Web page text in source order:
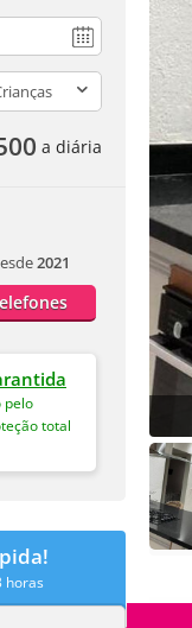
a diária
2021
pelo
total
horas